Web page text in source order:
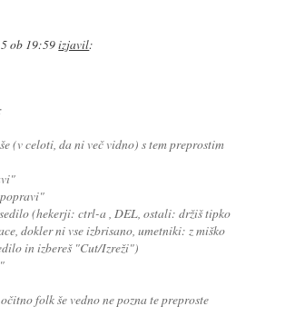
ob 19:59izjavil:
(v celoti, da ni več vidno) s tem preprostim
(hekerji: ctrl-a , DEL, ostali: držiš tipko
dokler ni vse izbrisano, umetniki: z miško
in izbereš "Cut/Izreži")
folk še vedno ne pozna te preproste